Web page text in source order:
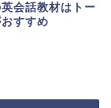
会話教材はトー
すすめ